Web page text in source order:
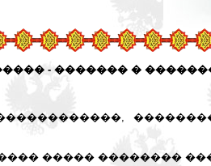
- ������� �
����� ��������